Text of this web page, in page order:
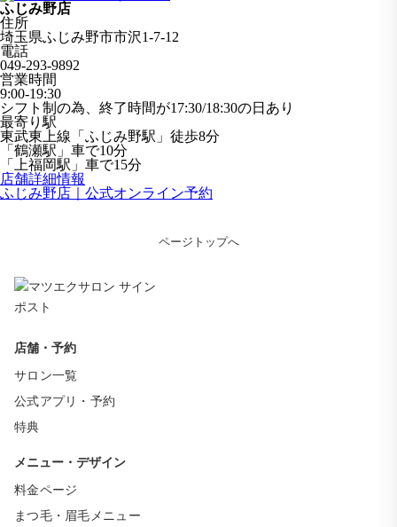
ふじみ野店
住所
埼玉県ふじみ野市市沢1-7-12
電話
049-293-9892
営業時間
9:00-19:30
シフト制の為、終了時間が17:30/18:30の日あり
最寄り駅
東武東上線「ふじみ野駅」徒歩8分
「鶴瀬駅」車で10分
「上福岡駅」車で15分
店舗詳細情報
ふじみ野店｜公式オンライン予約
ページトップへ
店舗・予約
サロン一覧
公式アプリ・予約
特典
メニュー・デザイン
料金ページ
まつ毛・眉毛メニュー